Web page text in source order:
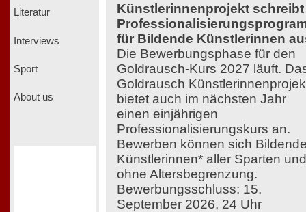
Literatur
Interviews
Sport
About us
Künstlerinnenprojekt schreibt
für Bildende Künstlerinnen
Die Bewerbungsphase für den
Goldrausch-Kurs 2027 läuft.
Goldrausch
bietet auch im nächsten Jahr
einen einjährigen
Professionalisierungskurs an.
Bewerben können sich
Künstlerinnen* aller Sparten und
ohne Altersbegrenzung.
Bewerbungsschluss: 15.
September 2026, 24 Uhr